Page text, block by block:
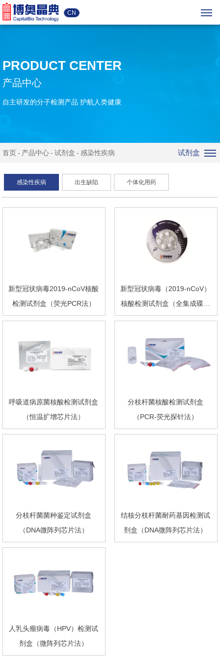
CN
PRODUCT CENTER
产品中心
自主研发的分子检测产品 护航人类健康
首页 产品中心 试剂盒 感染性疾病 试剂盒
感染性疾病 出生缺陷 个体化用药
新型冠状病毒2019-nCoV核酸
检测试剂盒（荧光PCR法）
新型冠状病毒（2019-nCoV）
核酸检测试剂盒（全集成碟式
芯片法）
呼吸道病原菌核酸检测试剂盒
（恒温扩增芯片法）
分枝杆菌核酸检测试剂盒
（PCR-荧光探针法）
分枝杆菌菌种鉴定试剂盒
（DNA微阵列芯片法）
结核分枝杆菌耐药基因检测试
剂盒（DNA微阵列芯片法）
人乳头瘤病毒（HPV）检测试
剂盒（微阵列芯片法）